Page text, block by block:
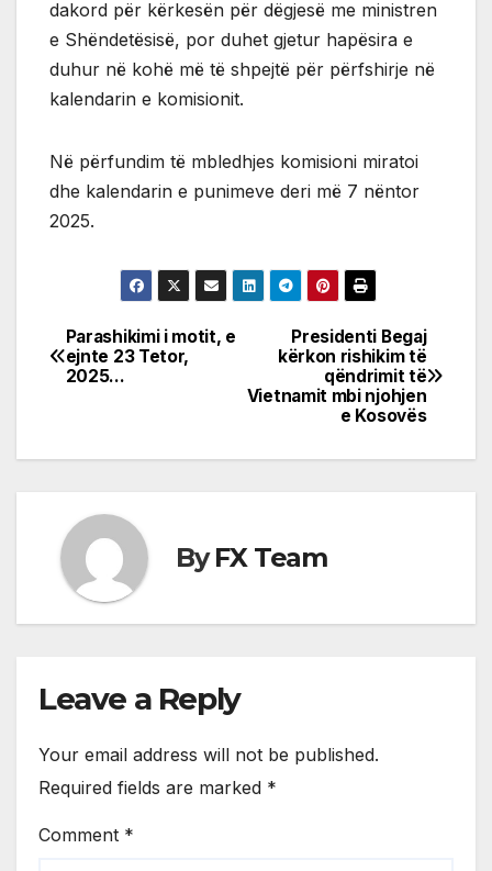
dakord për kërkesën për dëgjesë me ministren
e Shëndetësisë, por duhet gjetur hapësira e
duhur në kohë më të shpejtë për përfshirje në
kalendarin e komisionit.
Në përfundim të mbledhjes komisioni miratoi
dhe kalendarin e punimeve deri më 7 nëntor
2025.
Post
navigation
Presidenti Begaj
kërkon rishikim të
qëndrimit të
Vietnamit mbi njohjen
e Kosovës
Parashikimi i motit, e
ejnte 23 Tetor,
2025…
ByFX Team
Leave a Reply
Your email address will not be published.
Required fields are marked *
Comment *